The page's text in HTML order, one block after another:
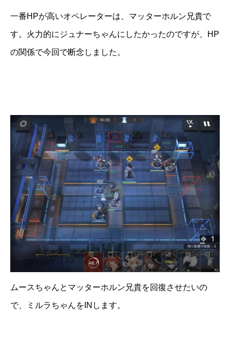
一番HPが高いオペレーターは、マッターホルン兄貴で
す。火力的にジュナーちゃんにしたかったのですが、HP
の関係で今回で断念しました。
ムースちゃんとマッターホルン兄貴を回復させたいの
で、ミルラちゃんをINします。